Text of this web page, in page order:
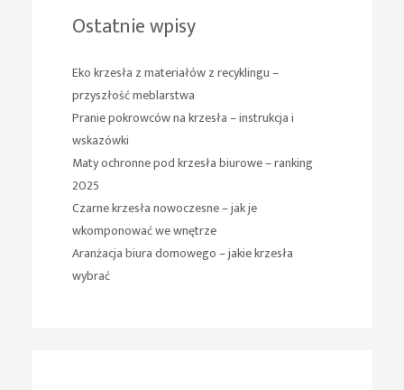
Ostatnie wpisy
Eko krzesła z materiałów z recyklingu –
przyszłość meblarstwa
Pranie pokrowców na krzesła – instrukcja i
wskazówki
Maty ochronne pod krzesła biurowe – ranking
2025
Czarne krzesła nowoczesne – jak je
wkomponować we wnętrze
Aranżacja biura domowego – jakie krzesła
wybrać